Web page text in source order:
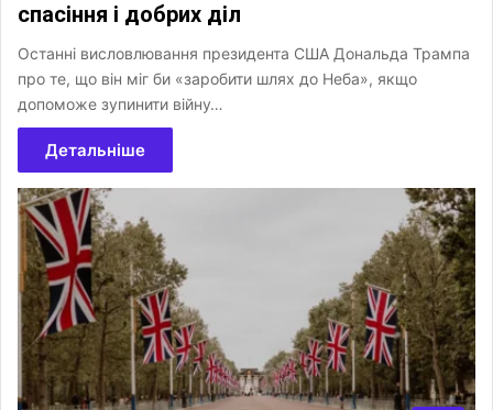
спасіння і добрих діл
Останні висловлювання президента США Дональда Трампа
про те, що він міг би «заробити шлях до Неба», якщо
допоможе зупинити війну…
Детальніше